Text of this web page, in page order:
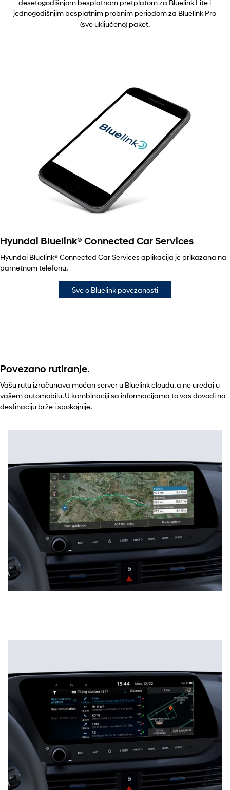
desetogodišnjom besplatnom pretplatom za Bluelink Lite i
jednogodišnjim besplatnim probnim periodom za Bluelink Pro
(sve uključeno) paket.
Hyundai Bluelink® Connected Car Services
Hyundai Bluelink® Connected Car Services aplikacija je prikazana na
pametnom telefonu.
Sve o Bluelink povezanosti
Povezano rutiranje.
Vašu rutu izračunava moćan server u Bluelink cloudu, a ne uređaj u
vašem automobilu. U kombinaciji sa informacijama to vas dovodi na
destinaciju brže i spokojnije.